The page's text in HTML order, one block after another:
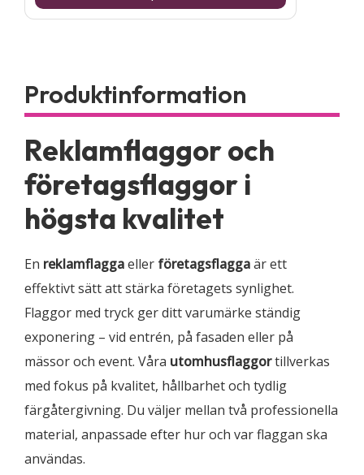
Reklamflaggor och
företagsflaggor i
högsta kvalitet
En reklamflaggaeller företagsflaggaär ett
effektivt sätt att stärka företagets synlighet.
Flaggor med tryck ger ditt varumärke ständig
exponering – vid entrén, på fasaden eller på
mässor och event. Våra utomhusflaggortillverkas
med fokus på kvalitet, hållbarhet och tydlig
färgåtergivning. Du väljer mellan två professionella
material, anpassade efter hur och var flaggan ska
användas.